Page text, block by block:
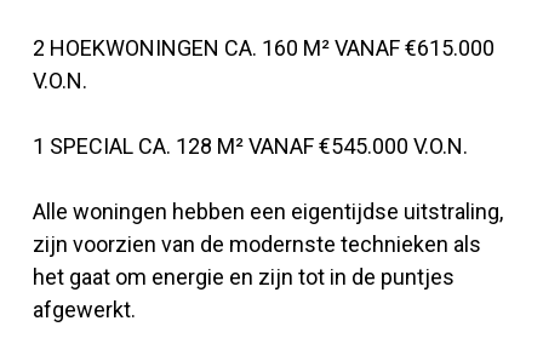
2 HOEKWONINGEN CA. 160 M² VANAF €615.000
V.O.N.
1 SPECIAL CA. 128 M² VANAF €545.000 V.O.N.
Alle woningen hebben een eigentijdse uitstraling,
zijn voorzien van de modernste technieken als
het gaat om energie en zijn tot in de puntjes
afgewerkt.